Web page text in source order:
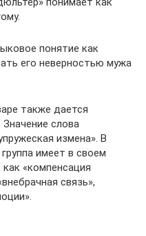
понятие как
его неверностью мужа
также дается
слова
измена». В
имеет в своем
«компенсация
связь»,